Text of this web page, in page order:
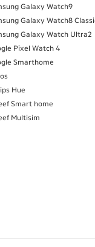
Galaxy Watch9
Galaxy Watch8
Galaxy Watch Ultra2
Pixel Watch 4
Smarthome
Hue
Smart home
Multisim